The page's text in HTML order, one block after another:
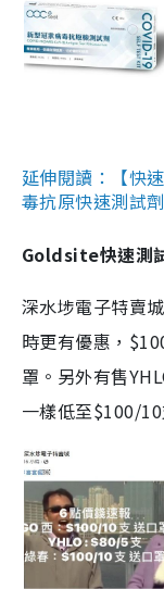
延伸閱讀：【快
毒抗原快速測試
Goldsite快速測
深水埗電子特賣
時更有優惠，
罩。另外有售
一樣低至$100/10